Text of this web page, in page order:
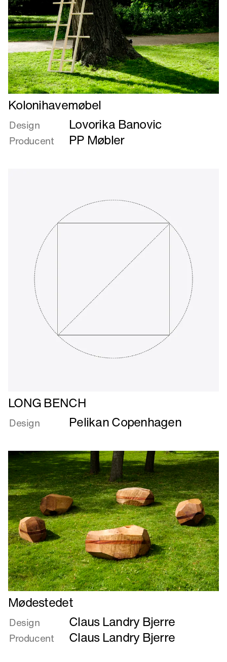
Læs
mere
om
Kolonihavemøbel
Kolonihavemøbel
Design Lovorika Banovic
Producent PP Møbler
Læs
mere
om
LONG BENCH
Design Pelikan Copenhagen
Læs
mere
om
Mødestedet
Mødestedet
Design Claus Landry Bjerre
Producent Claus Landry Bjerre